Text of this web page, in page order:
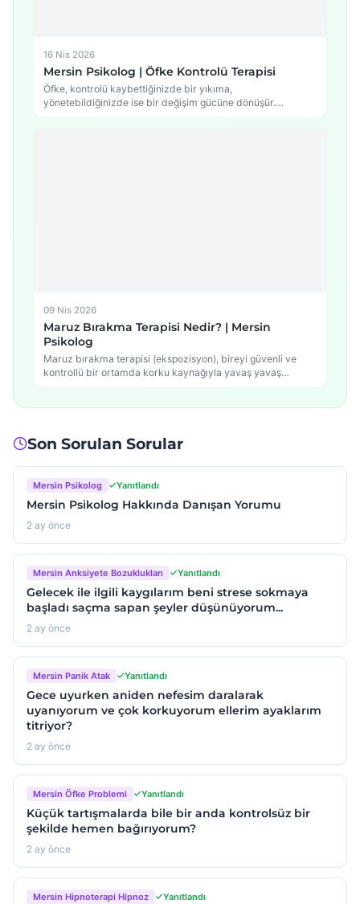
16 Nis 2026
Mersin Psikolog | Öfke Kontrolü Terapisi
Öfke, kontrolü kaybettiğinizde bir yıkıma,
yönetebildiğinizde ise bir değişim gücüne dönüşür.
09 Nis 2026
Maruz Bırakma Terapisi Nedir? | Mersin
Psikolog
Maruz bırakma terapisi (ekspozisyon), bireyi güvenli ve
kontrollü bir ortamda korku kaynağıyla yavaş yavaş
Son Sorulan Sorular
Mersin Psikolog Yanıtlandı
Mersin Psikolog Hakkında Danışan Yorumu
2 ay önce
Mersin Anksiyete Bozuklukları Yanıtlandı
Gelecek ile ilgili kaygılarım beni strese sokmaya
başladı saçma sapan şeyler düşünüyorum...
2 ay önce
Mersin Panik Atak Yanıtlandı
Gece uyurken aniden nefesim daralarak
uyanıyorum ve çok korkuyorum ellerim ayaklarım
titriyor?
2 ay önce
Mersin Öfke Problemi Yanıtlandı
Küçük tartışmalarda bile bir anda kontrolsüz bir
şekilde hemen bağırıyorum?
2 ay önce
Mersin Hipnoterapi Hipnoz Yanıtlandı